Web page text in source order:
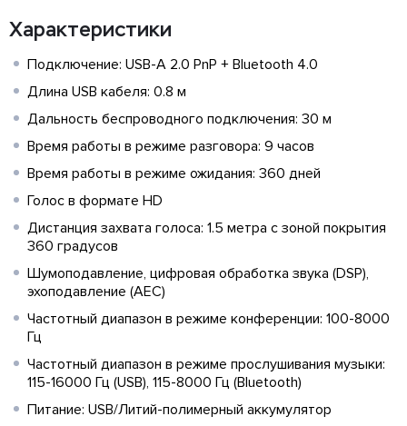
Характеристики
Подключение: USB-A 2.0 PnP + Bluetooth 4.0
Длина USB кабеля: 0.8 м
Дальность беспроводного подключения: 30 м
Время работы в режиме разговора: 9 часов
Время работы в режиме ожидания: 360 дней
Голос в формате HD
Дистанция захвата голоса: 1.5 метра с зоной покрытия
360 градусов
Шумоподавление, цифровая обработка звука (DSP),
эхоподавление (AEC)
Частотный диапазон в режиме конференции: 100-8000
Гц
Частотный диапазон в режиме прослушивания музыки:
115-16000 Гц (USB), 115-8000 Гц (Bluetooth)
Питание: USB/Литий-полимерный аккумулятор